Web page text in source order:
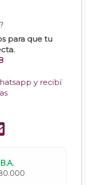
para que tu
y recibí